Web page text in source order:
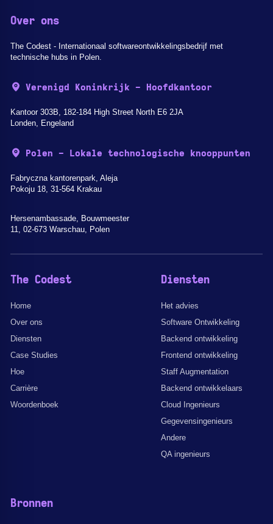
Over ons
The Codest - Internationaal softwareontwikkelingsbedrijf met
technische hubs in Polen.
Verenigd Koninkrijk - Hoofdkantoor
Kantoor 303B, 182-184 High Street North E6 2JA
Londen, Engeland
Polen - Lokale technologische knooppunten
Fabryczna kantorenpark, Aleja
Pokoju 18, 31-564 Krakau
Hersenambassade, Bouwmeester
11, 02-673 Warschau, Polen
The Codest
Home
Over ons
Diensten
Case Studies
Hoe
Carrière
Woordenboek
Diensten
Het advies
Software Ontwikkeling
Backend ontwikkeling
Frontend ontwikkeling
Staff Augmentation
Backend ontwikkelaars
Cloud Ingenieurs
Gegevensingenieurs
Andere
QA ingenieurs
Bronnen